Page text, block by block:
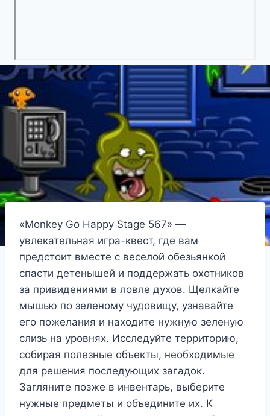
«Monkey Go Happy Stage 567» —
увлекательная игра-квест, где вам
предстоит вместе с веселой обезьянкой
спасти детенышей и поддержать охотников
за привидениями в ловле духов. Щелкайте
мышью по зеленому чудовищу, узнавайте
его пожелания и находите нужную зеленую
слизь на уровнях. Исследуйте территорию,
собирая полезные объекты, необходимые
для решения последующих загадок.
Загляните позже в инвентарь, выберите
нужные предметы и объедините их. К